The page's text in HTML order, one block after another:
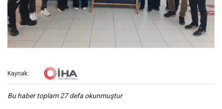
Kaynak:
Bu haber toplam 27 defa okunmuştur